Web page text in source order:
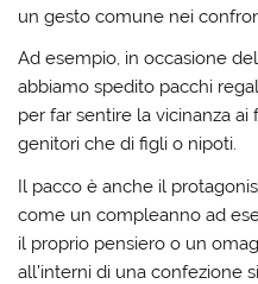
un gesto comune nei
Ad esempio, in occasione
abbiamo spedito pacchi
per far sentire la vicinanza
genitori che di figli o nipoti.
Il pacco è anche il
come un compleanno ad
il proprio pensiero o un
all’interni di una confezione